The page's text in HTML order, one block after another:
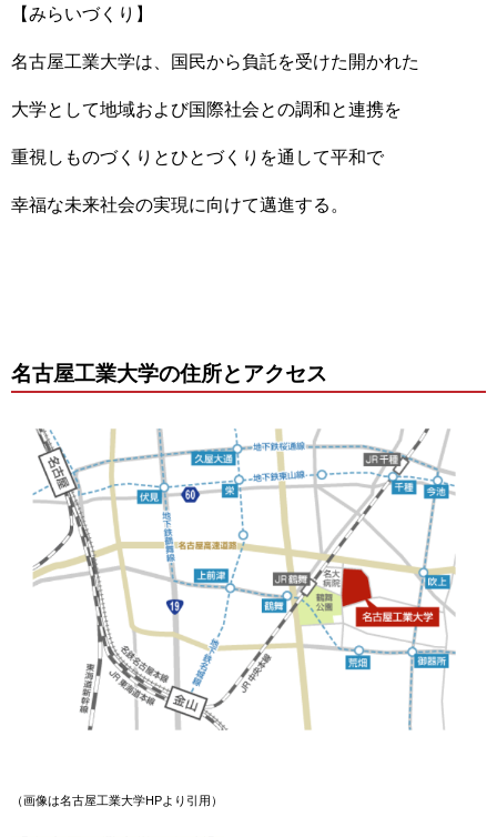
【みらいづくり】
名古屋工業大学は、国民から負託を受けた開かれた
大学として地域および国際社会との調和と連携を
重視しものづくりとひとづくりを通して平和で
幸福な未来社会の実現に向けて邁進する。
名古屋工業大学の住所とアクセス
（画像は名古屋工業大学HPより引用）